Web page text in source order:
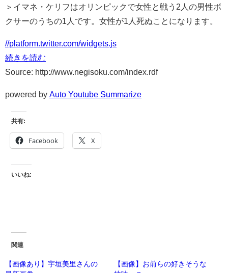
＞イマネ・ケリフはオリンピックで女性と戦う2人の男性ボ
クサーのうちの1人です。女性が1人死ぬことになります。
//platform.twitter.com/widgets.js
続きを読む
Source: http://www.negisoku.com/index.rdf
powered by Auto Youtube Summarize
共有:
Facebook X
いいね:
関連
【画像あり】宇垣美里さんの
【画像】お前らの好きそうな